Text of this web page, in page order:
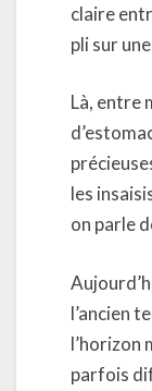
claire
pli sur
Là, entre
les
on parle
l’ancien
l’horizon
parfois